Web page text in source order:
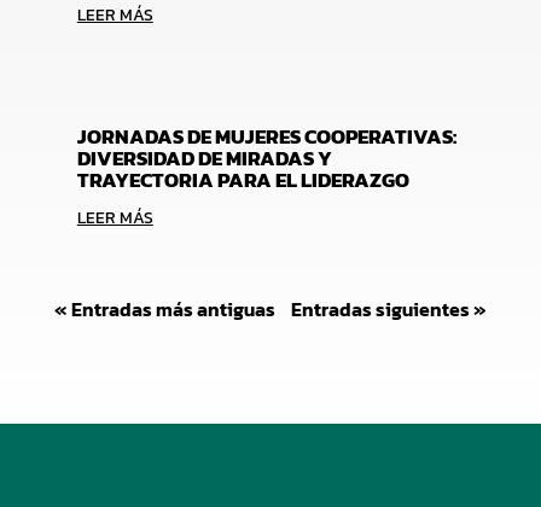
LEER MÁS
JORNADAS DE MUJERES COOPERATIVAS:
DIVERSIDAD DE MIRADAS Y
TRAYECTORIA PARA EL LIDERAZGO
LEER MÁS
« Entradas más antiguas Entradas siguientes »